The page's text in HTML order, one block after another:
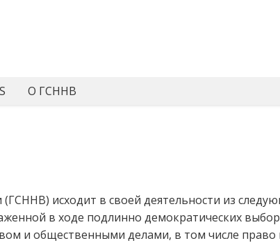
О ГСННВ
исходит в своей деятельности из
в ходе подлинно демократических
и общественными делами, в том числе право